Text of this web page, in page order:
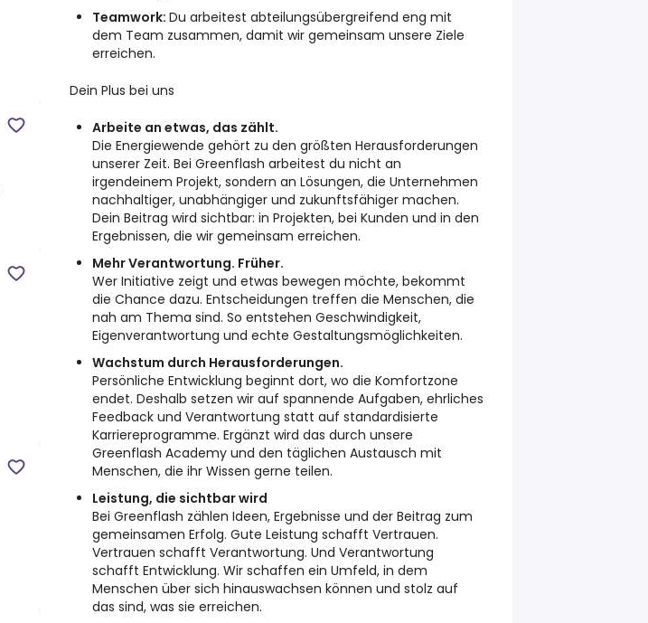
Teamwork: Du arbeitest abteilungsübergreifend eng mit
dem Team zusammen, damit wir gemeinsam unsere Ziele
erreichen.
Dein Plus bei uns
Arbeite an etwas, das zählt.
Die Energiewende gehört zu den größten Herausforderungen
unserer Zeit. Bei Greenflash arbeitest du nicht an
irgendeinem Projekt, sondern an Lösungen, die Unternehmen
nachhaltiger, unabhängiger und zukunftsfähiger machen.
Dein Beitrag wird sichtbar: in Projekten, bei Kunden und in den
Ergebnissen, die wir gemeinsam erreichen.
Mehr Verantwortung. Früher.
Wer Initiative zeigt und etwas bewegen möchte, bekommt
die Chance dazu. Entscheidungen treffen die Menschen, die
nah am Thema sind. So entstehen Geschwindigkeit,
Eigenverantwortung und echte Gestaltungsmöglichkeiten.
Wachstum durch Herausforderungen.
Persönliche Entwicklung beginnt dort, wo die Komfortzone
endet. Deshalb setzen wir auf spannende Aufgaben, ehrliches
Feedback und Verantwortung statt auf standardisierte
Karriereprogramme. Ergänzt wird das durch unsere
Greenflash Academy und den täglichen Austausch mit
Menschen, die ihr Wissen gerne teilen.
Leistung, die sichtbar wird
Bei Greenflash zählen Ideen, Ergebnisse und der Beitrag zum
gemeinsamen Erfolg. Gute Leistung schafft Vertrauen.
Vertrauen schafft Verantwortung. Und Verantwortung
schafft Entwicklung. Wir schaffen ein Umfeld, in dem
Menschen über sich hinauswachsen können und stolz auf
das sind, was sie erreichen.